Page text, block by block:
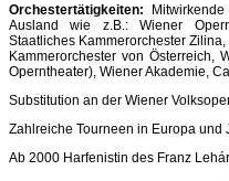
Orchestertätigkeiten:
Ausland wie z.B.: Wiener
Staatliches Kammerorchester
Kammerorchester von Österreich,
Operntheater), Wiener Akademie,
Substitution an der Wiener
Zahlreiche Tourneen in Europa und
Ab 2000 Harfenistin des Franz